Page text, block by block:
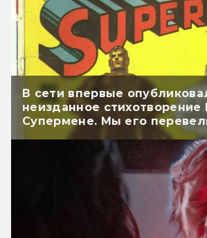
В сети впервые
неизданное стихотворение
Супермене. Мы его